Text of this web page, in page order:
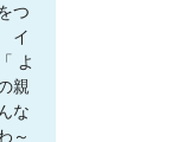
つ
イ
よ
親
な
～